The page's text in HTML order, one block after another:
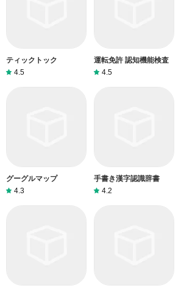
ティックトック
4.5
運転免許 認知機能検査
4.5
グーグルマップ
4.3
手書き漢字認識辞書
4.2